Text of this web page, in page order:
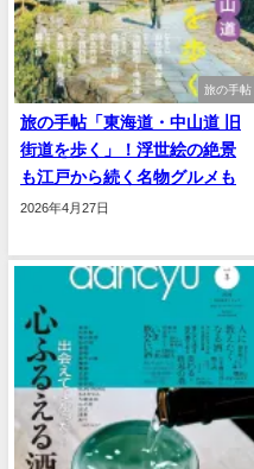
旅の手帖
旅の手帖「東海道・中山道 旧
街道を歩く」！浮世絵の絶景
も江戸から続く名物グルメも
2026年4月27日